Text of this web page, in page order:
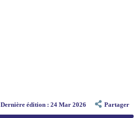
Dernière édition : 24 Mar 2026 Partager